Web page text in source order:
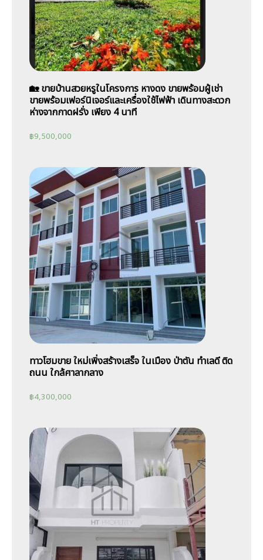
🏡 ขายบ้านสวยหรูในโครงการ หางดง ขายพร้อมผู้เช่า
ขายพร้อมเฟอร์นิเจอร์และเครื่องใช้ไฟฟ้า เดินทางสะดวก
ห่างจากกาดฝรั่ง เพียง 4 นาที
฿9,500,000
ทาวโฮมขาย ใหม่เพิ่งสร้างเสร็จ ในเมือง ป่าตัน ทำเลดี ติด
ถนน ใกล้ศาลากลาง
฿4,300,000